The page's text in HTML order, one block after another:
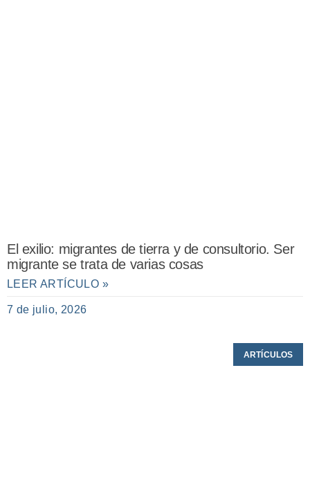
El exilio: migrantes de tierra y de consultorio. Ser
migrante se trata de varias cosas
LEER ARTÍCULO »
7 de julio, 2026
ARTÍCULOS